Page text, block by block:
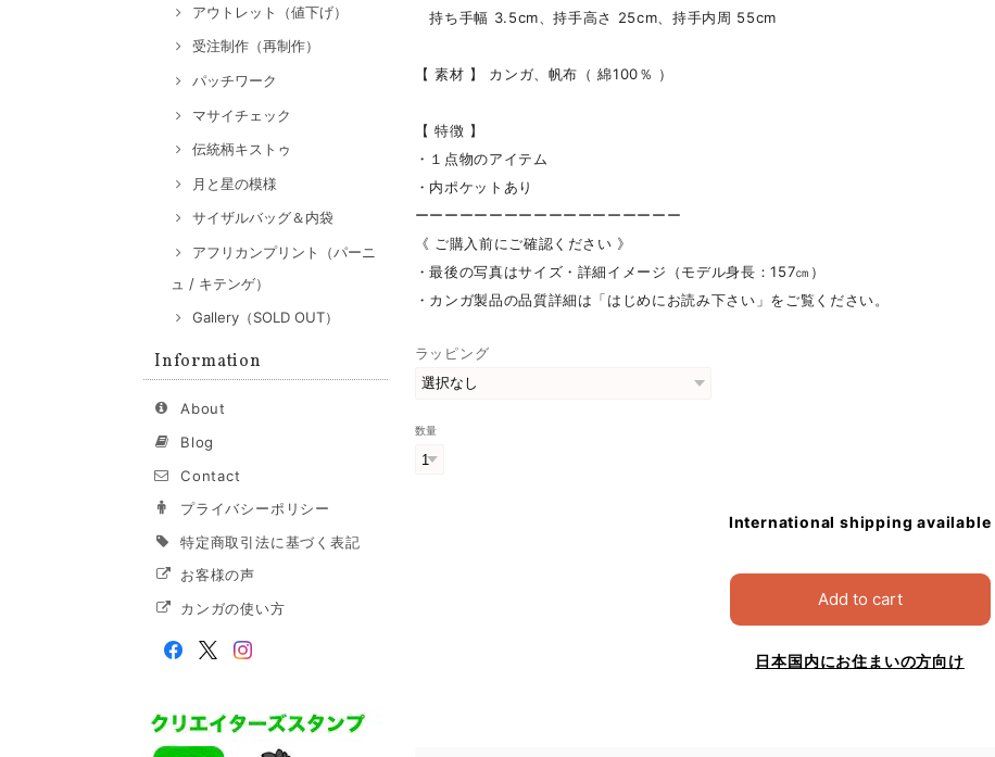
アウトレット（値下げ）
受注制作（再制作）
パッチワーク
マサイチェック
伝統柄キストゥ
月と星の模様
サイザルバッグ＆内袋
アフリカンプリント（パーニ
ュ / キテンゲ）
Gallery（SOLD OUT）
Information
About
Blog
Contact
プライバシーポリシー
特定商取引法に基づく表記
お客様の声
カンガの使い方
持ち手幅 3.5cm、持手高さ 25cm、持手内周 55cm
【 素材 】 カンガ、帆布（ 綿100％ ）
【 特徴 】
・１点物のアイテム
・内ポケットあり
ーーーーーーーーーーーーーーーーーー
《 ご購入前にご確認ください 》
・最後の写真はサイズ・詳細イメージ（モデル身長：157㎝）
・カンガ製品の品質詳細は「はじめにお読み下さい」をご覧ください。
ラッピング
数量
International shipping available
Add to cart
日本国内にお住まいの方向け